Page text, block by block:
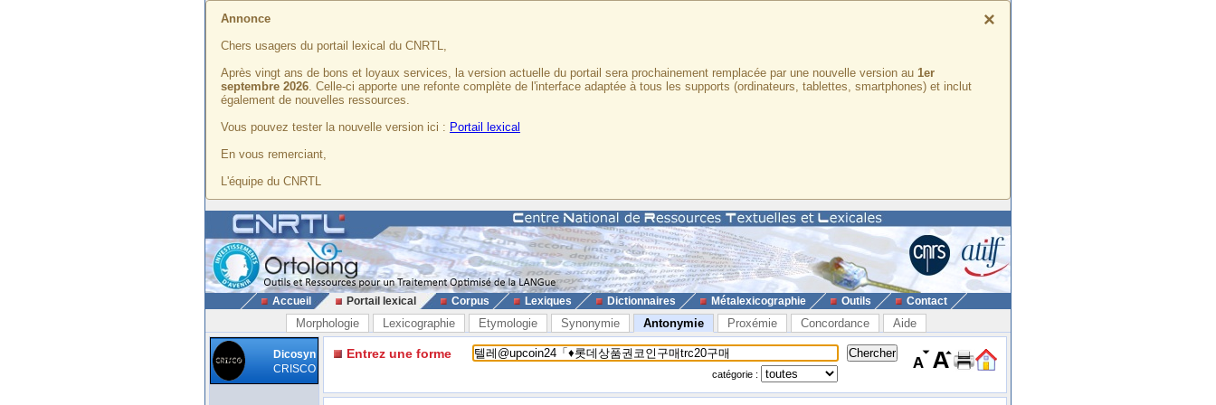
×
Annonce
Chers usagers du portail lexical du CNRTL,
Après vingt ans de bons et loyaux services, la version actuelle du portail sera prochainement remplacée par une nouvelle version au 1er
septembre 2026. Celle-ci apporte une refonte complète de l'interface adaptée à tous les supports (ordinateurs, tablettes, smartphones) et inclut
également de nouvelles ressources.
Vous pouvez tester la nouvelle version ici : Portail lexical
En vous remerciant,
L'équipe du CNRTL
Accueil Portail lexical Corpus Lexiques Dictionnaires Métalexicographie Outils Contact
Morphologie Lexicographie Etymologie Synonymie Antonymie Proxémie Concordance Aide
Dicosyn
CRISCO
Entrez une forme
catégorie :